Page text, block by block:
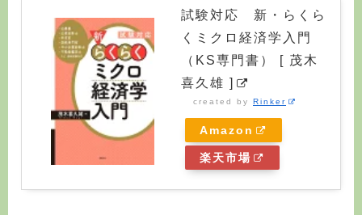
試験対応 新・らくら
くミクロ経済学入門
（KS専門書） [ 茂木
喜久雄 ]
created by Rinker
Amazon
楽天市場